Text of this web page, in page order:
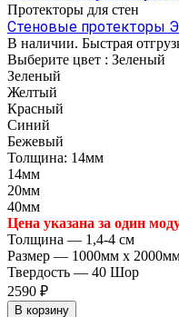
Протекторы для стен
Стеновые протекторы
В наличии. Быстрая
Выберите цвет : Зеленый
Зеленый
Желтый
Красный
Синий
Бежевый
Толщина: 14мм
14мм
20мм
40мм
Цена указана за один
Толщина — 1,4-4 см
Размер — 1000мм х
Твердость — 40 Шор
2590 ₽
В корзину